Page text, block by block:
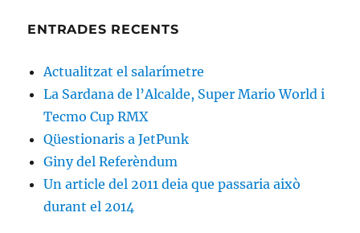
ENTRADES RECENTS
Actualitzat el salarímetre
La Sardana de l’Alcalde, Super Mario World i
Tecmo Cup RMX
Qüestionaris a JetPunk
Giny del Referèndum
Un article del 2011 deia que passaria això
durant el 2014